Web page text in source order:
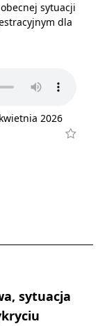
sytuacji
dla
2026
sytuacja